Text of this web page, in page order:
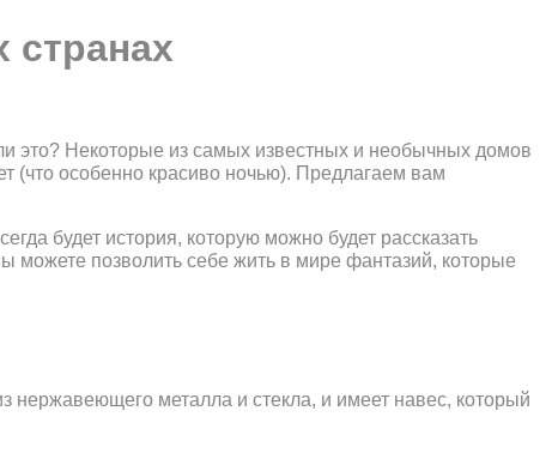
это? Некоторые из самых известных и необычных домов
(что особенно красиво ночью). Предлагаем вам
будет история, которую можно будет рассказать
можете позволить себе жить в мире фантазий, которые
металла и стекла, и имеет навес, который